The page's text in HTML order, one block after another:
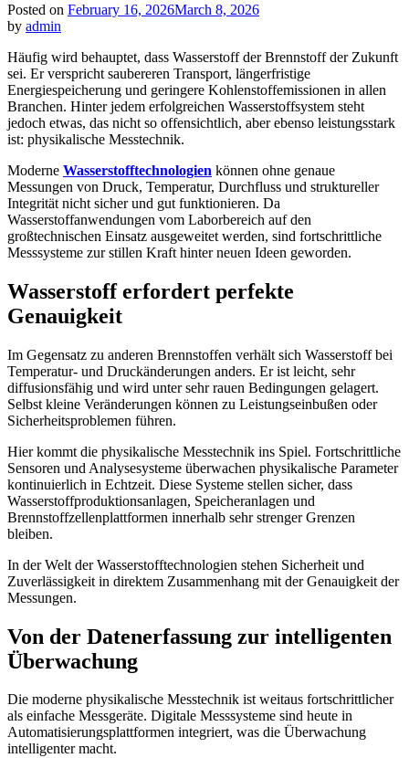
Posted on February 16, 2026March 8, 2026
by admin
Häufig wird behauptet, dass Wasserstoff der Brennstoff der Zukunft
sei. Er verspricht saubereren Transport, längerfristige
Energiespeicherung und geringere Kohlenstoffemissionen in allen
Branchen. Hinter jedem erfolgreichen Wasserstoffsystem steht
jedoch etwas, das nicht so offensichtlich, aber ebenso leistungsstark
ist: physikalische Messtechnik.
Moderne Wasserstofftechnologien können ohne genaue
Messungen von Druck, Temperatur, Durchfluss und struktureller
Integrität nicht sicher und gut funktionieren. Da
Wasserstoffanwendungen vom Laborbereich auf den
großtechnischen Einsatz ausgeweitet werden, sind fortschrittliche
Messsysteme zur stillen Kraft hinter neuen Ideen geworden.
Wasserstoff erfordert perfekte
Genauigkeit
Im Gegensatz zu anderen Brennstoffen verhält sich Wasserstoff bei
Temperatur- und Druckänderungen anders. Er ist leicht, sehr
diffusionsfähig und wird unter sehr rauen Bedingungen gelagert.
Selbst kleine Veränderungen können zu Leistungseinbußen oder
Sicherheitsproblemen führen.
Hier kommt die physikalische Messtechnik ins Spiel. Fortschrittliche
Sensoren und Analysesysteme überwachen physikalische Parameter
kontinuierlich in Echtzeit. Diese Systeme stellen sicher, dass
Wasserstoffproduktionsanlagen, Speicheranlagen und
Brennstoffzellenplattformen innerhalb sehr strenger Grenzen
bleiben.
In der Welt der Wasserstofftechnologien stehen Sicherheit und
Zuverlässigkeit in direktem Zusammenhang mit der Genauigkeit der
Messungen.
Von der Datenerfassung zur intelligenten
Überwachung
Die moderne physikalische Messtechnik ist weitaus fortschrittlicher
als einfache Messgeräte. Digitale Messsysteme sind heute in
Automatisierungsplattformen integriert, was die Überwachung
intelligenter macht.